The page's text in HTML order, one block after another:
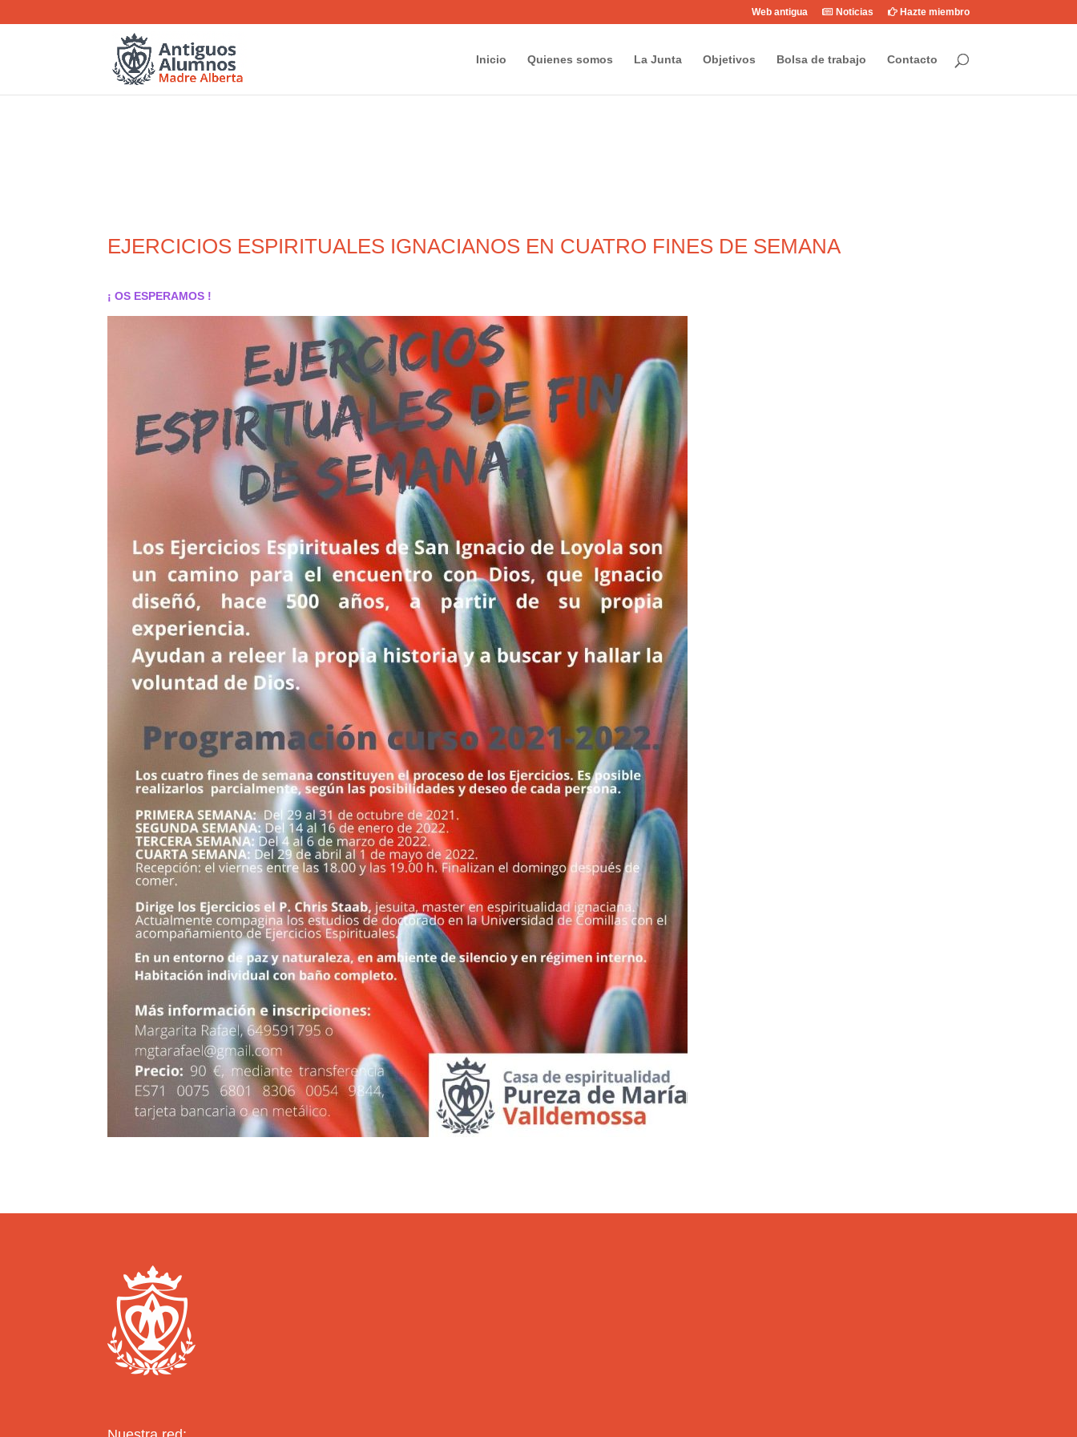
Web antigua Noticias Hazte miembro
Inicio Quienes somos La Junta Objetivos Bolsa de trabajo Contacto
EJERCICIOS ESPIRITUALES IGNACIANOS EN CUATRO FINES DE SEMANA
¡ OS ESPERAMOS !